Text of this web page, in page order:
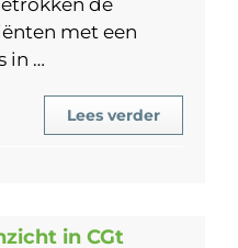
de
met een
in …
Lees verder
in CGt